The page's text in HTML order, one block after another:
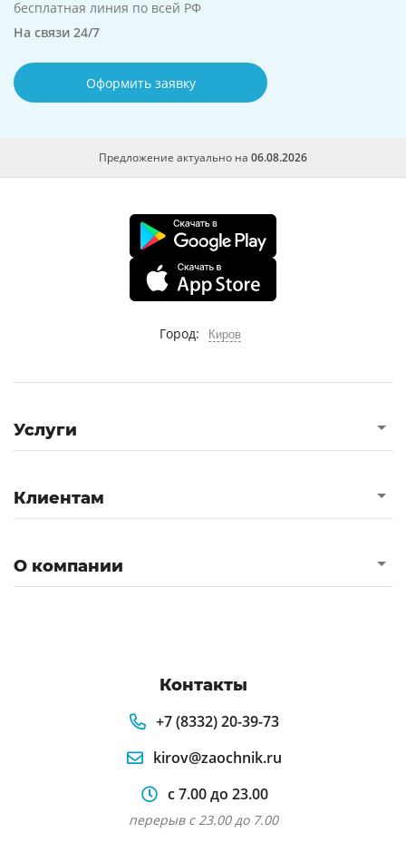
бесплатная линия по всей РФ
На связи 24/7
Оформить заявку
Предложение актуально на 06.08.2026
Город: Киров
Услуги
Клиентам
О компании
Контакты
+7 (8332) 20-39-73
kirov@zaochnik.ru
с 7.00 до 23.00
перерыв с 23.00 до 7.00